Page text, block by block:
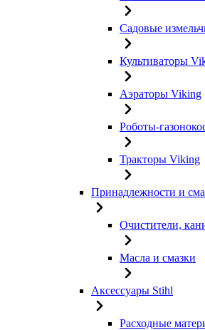
Садовые
Культиваторы
Аэраторы Viking
Роботы-
Тракторы Viking
Принадлежности и
Очистители,
Масла и смазки
Аксессуары Stihl
Расходные